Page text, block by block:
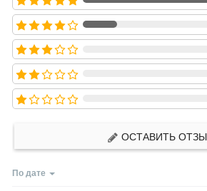
ОСТАВИТЬ
По дате